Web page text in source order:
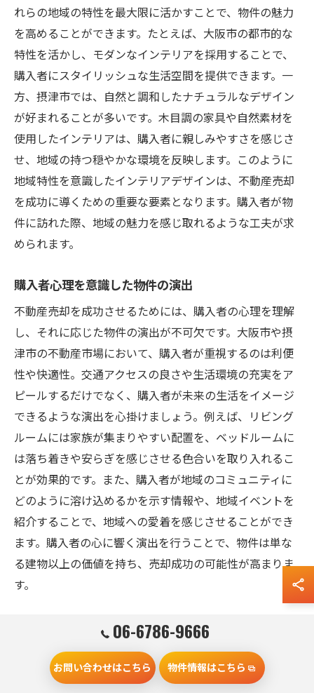
れらの地域の特性を最大限に活かすことで、物件の魅力
を高めることができます。たとえば、大阪市の都市的な
特性を活かし、モダンなインテリアを採用することで、
購入者にスタイリッシュな生活空間を提供できます。一
方、摂津市では、自然と調和したナチュラルなデザイン
が好まれることが多いです。木目調の家具や自然素材を
使用したインテリアは、購入者に親しみやすさを感じさ
せ、地域の持つ穏やかな環境を反映します。このように
地域特性を意識したインテリアデザインは、不動産売却
を成功に導くための重要な要素となります。購入者が物
件に訪れた際、地域の魅力を感じ取れるような工夫が求
められます。
購入者心理を意識した物件の演出
不動産売却を成功させるためには、購入者の心理を理解
し、それに応じた物件の演出が不可欠です。大阪市や摂
津市の不動産市場において、購入者が重視するのは利便
性や快適性。交通アクセスの良さや生活環境の充実をア
ピールするだけでなく、購入者が未来の生活をイメージ
できるような演出を心掛けましょう。例えば、リビング
ルームには家族が集まりやすい配置を、ベッドルームに
は落ち着きや安らぎを感じさせる色合いを取り入れるこ
とが効果的です。また、購入者が地域のコミュニティに
どのように溶け込めるかを示す情報や、地域イベントを
紹介することで、地域への愛着を感じさせることができ
ます。購入者の心に響く演出を行うことで、物件は単な
る建物以上の価値を持ち、売却成功の可能性が高まりま
す。
地域密着型プロフェッショナル知識で
大阪市摂津市の不動産売却を成功へ
06-6786-9666
お問い合わせはこちら 物件情報はこちら